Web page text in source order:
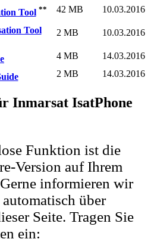
Tool ** 42 MB 10.03.2016
Tool
2 MB 10.03.2016
4 MB 14.03.2016
2 MB 14.03.2016
Inmarsat IsatPhone
Funktion ist die
Version auf Ihrem
informieren wir
über
Seite. Tragen Sie
ein: